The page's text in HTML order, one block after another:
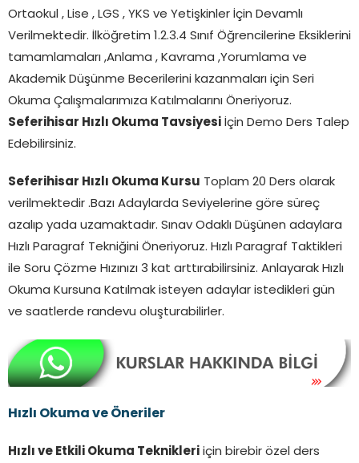
Ortaokul , Lise , LGS , YKS ve Yetişkinler İçin Devamlı
Verilmektedir. İlköğretim 1.2.3.4 Sınıf Öğrencilerine Eksiklerini
tamamlamaları ,Anlama , Kavrama ,Yorumlama ve
Akademik Düşünme Becerilerini kazanmaları için Seri
Okuma Çalışmalarımıza Katılmalarını Öneriyoruz.
Seferihisar Hızlı Okuma Tavsiyesi
İçin Demo Ders Talep
Edebilirsiniz.
Seferihisar Hızlı Okuma Kursu Toplam 20 Ders olarak
verilmektedir .Bazı Adaylarda Seviyelerine göre süreç
azalıp yada uzamaktadır. Sınav Odaklı Düşünen adaylara
Hızlı Paragraf Tekniğini Öneriyoruz. Hızlı Paragraf Taktikleri
ile Soru Çözme Hızınızı 3 kat arttırabilirsiniz. Anlayarak Hızlı
Okuma Kursuna Katılmak isteyen adaylar istedikleri gün
ve saatlerde randevu oluşturabilirler.
Hızlı Okuma ve Öneriler
Hızlı ve Etkili Okuma Teknikleri için birebir özel ders